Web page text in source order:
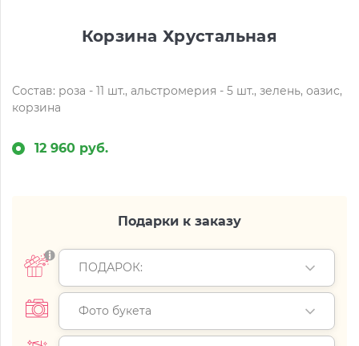
Корзина Хрустальная
Состав: роза - 11 шт., альстромерия - 5 шт., зелень, оазис,
корзина
12 960 руб.
Подарки к заказу
ПОДАРОК:
Фото букета